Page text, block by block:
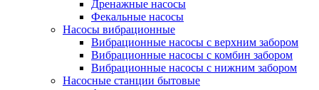
Дренажные насосы
Фекальные насосы
Насосы вибрационные
Вибрационные насосы с верхним забором
Вибрационные насосы с комбин забором
Вибрационные насосы с нижним забором
Насосные станции бытовые